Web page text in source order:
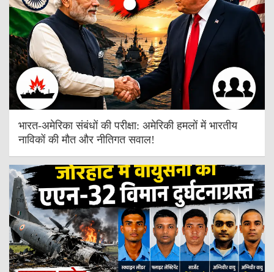
भारत-अमेरिका संबंधों की परीक्षा: अमेरिकी हमलों में भारतीय
नाविकों की मौत और नीतिगत सवाल!